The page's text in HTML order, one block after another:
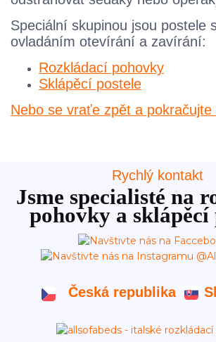
Speciální skupinou jsou postele
ovladáním otevírání a zavírání:
Rozkládací pohovky
Sklápěcí postele
Nebo se vraťe zpět a pokračujte
Rychlý kontakt
Jsme specialisté na
pohovky a sklápěcí
Česká republika